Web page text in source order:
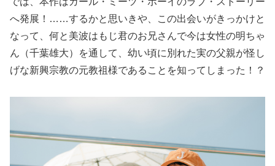
へ発展！……するかと思いきや、この出会いがきっかけと
なって、何と美波はもじ君のお兄さんで今は女性の明ちゃ
ん（千葉雄大）を通して、幼い頃に別れた実の父親が怪し
げな新興宗教の元教祖様であることを知ってしまった！？